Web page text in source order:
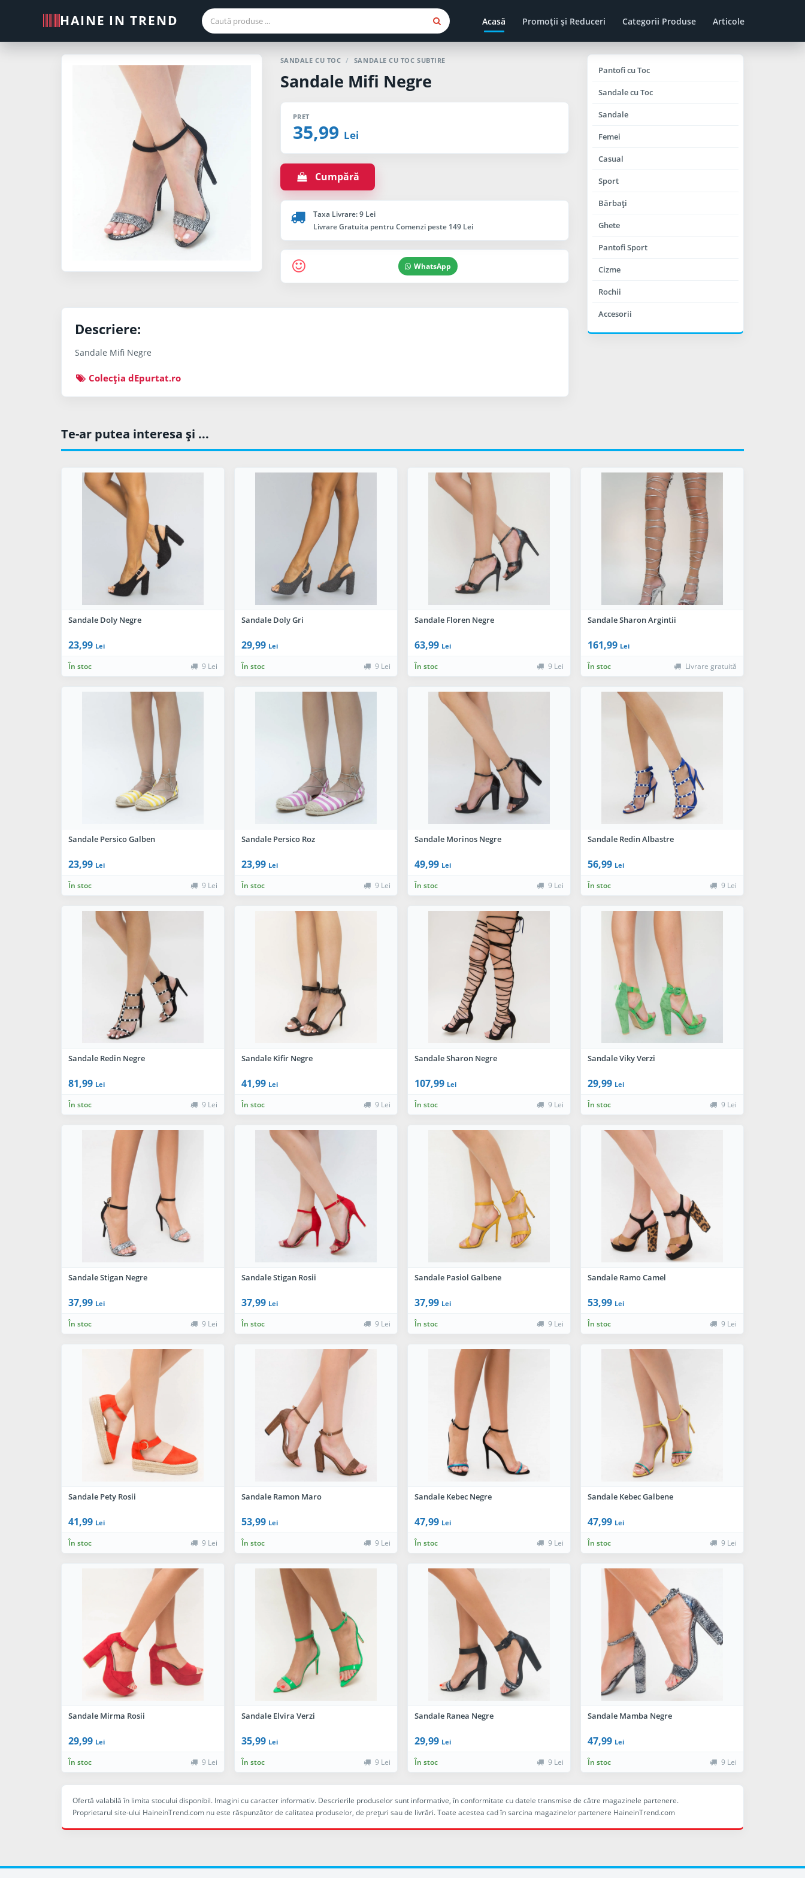
HAINE IN TREND Acasă Promoţii şi Reduceri Categorii Produse Articole
SANDALE CU TOC / SANDALE CU TOC SUBTIRE
Sandale Mifi Negre
PRET
35,99 Lei
Cumpără
Taxa Livrare: 9 Lei
Livrare Gratuita pentru Comenzi peste 149 Lei
WhatsApp
Descriere:
Sandale Mifi Negre
Colecţia dEpurtat.ro
Pantofi cu Toc
Sandale cu Toc
Sandale
Femei
Casual
Sport
Bărbaţi
Ghete
Pantofi Sport
Cizme
Rochii
Accesorii
Te-ar putea interesa şi ...
Sandale Doly Negre
23,99 Lei
În stoc 9 Lei
Sandale Doly Gri
29,99 Lei
În stoc 9 Lei
Sandale Floren Negre
63,99 Lei
În stoc 9 Lei
Sandale Sharon Argintii
161,99 Lei
În stoc Livrare gratuită
Sandale Persico Galben
23,99 Lei
În stoc 9 Lei
Sandale Persico Roz
23,99 Lei
În stoc 9 Lei
Sandale Morinos Negre
49,99 Lei
În stoc 9 Lei
Sandale Redin Albastre
56,99 Lei
În stoc 9 Lei
Sandale Redin Negre
81,99 Lei
În stoc 9 Lei
Sandale Kifir Negre
41,99 Lei
În stoc 9 Lei
Sandale Sharon Negre
107,99 Lei
În stoc 9 Lei
Sandale Viky Verzi
29,99 Lei
În stoc 9 Lei
Sandale Stigan Negre
37,99 Lei
În stoc 9 Lei
Sandale Stigan Rosii
37,99 Lei
În stoc 9 Lei
Sandale Pasiol Galbene
37,99 Lei
În stoc 9 Lei
Sandale Ramo Camel
53,99 Lei
În stoc 9 Lei
Sandale Pety Rosii
41,99 Lei
În stoc 9 Lei
Sandale Ramon Maro
53,99 Lei
În stoc 9 Lei
Sandale Kebec Negre
47,99 Lei
În stoc 9 Lei
Sandale Kebec Galbene
47,99 Lei
În stoc 9 Lei
Sandale Mirma Rosii
29,99 Lei
În stoc 9 Lei
Sandale Elvira Verzi
35,99 Lei
În stoc 9 Lei
Sandale Ranea Negre
29,99 Lei
În stoc 9 Lei
Sandale Mamba Negre
47,99 Lei
În stoc 9 Lei
Ofertă valabilă în limita stocului disponibil. Imagini cu caracter informativ. Descrierile produselor sunt informative, în conformitate cu datele transmise de către magazinele partenere.
Proprietarul site-ului HaineinTrend.com nu este răspunzător de calitatea produselor, de preţuri sau de livrări. Toate acestea cad în sarcina magazinelor partenere HaineinTrend.com